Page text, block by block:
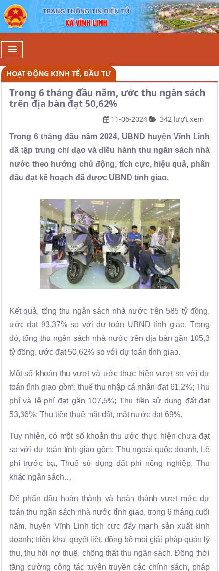
Chi tiết - Xã Vĩnh Linh
HOẠT ĐỘNG KINH TẾ, ĐẦU TƯ
Trong 6 tháng đầu năm, ước thu ngân sách
trên địa bàn đạt 50,62%
11-06-2024 342 lượt xem
Trong 6 tháng đầu năm 2024, UBND huyện Vĩnh Linh
đã tập trung chỉ đạo và điều hành thu ngân sách nhà
nước theo hướng chủ động, tích cực, hiệu quả, phấn
đấu đạt kế hoạch đã được UBND tỉnh giao.
Kết quả, tổng thu ngân sách nhà nước trên 585 tỷ đồng,
ước đạt 93,37% so với dự toán UBND tỉnh giao. Trong
đó, tổng thu ngân sách nhà nước trên địa bàn gần 105,3
tỷ đồng, ước đạt 50,62% so với dự toán tỉnh giao.
Một số khoản thu vượt và ước thực hiện vượt so với dự
toán tỉnh giao gồm: thuế thu nhập cá nhân đạt 61,2%; Thu
phí và lệ phí đạt gần 107,5%; Thu tiền sử dụng đất đạt
53,36%; Thu tiền thuê mặt đất, mặt nước đạt 69%.
Tuy nhiên, có một số khoản thu ước thực hiện chưa đạt
so với dự toán tỉnh giao gồm: Thu ngoài quốc doanh, Lệ
phí trước bạ, Thuế sử dụng đất phi nông nghiệp, Thu
khác ngân sách…
Để phấn đầu hoàn thành và hoàn thành vượt mức dự
toán thu ngân sách nhà nước tỉnh giao, trong 6 tháng cuối
năm, huyện Vĩnh Linh tích cực đẩy mạnh sản xuất kinh
doanh; triển khai quyết liệt, đồng bộ mọi giải pháp quản lý
thu, thu hồi nợ thuế, chống thất thu ngân sách. Đồng thời
tăng cường công tác tuyên truyền các chính sách, pháp